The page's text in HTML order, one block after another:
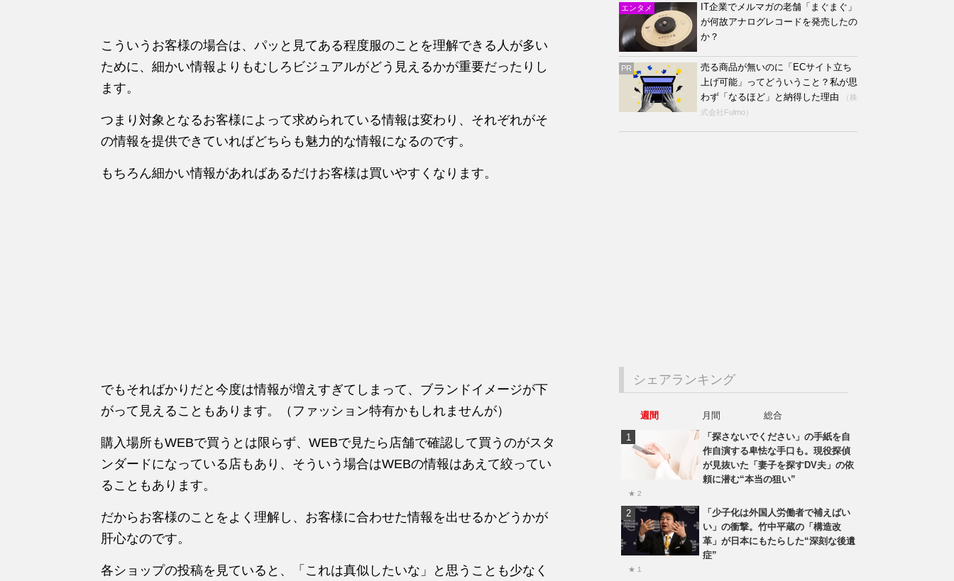
こういうお客様の場合は、パッと見てある程度服のことを理解できる人が多い
ために、細かい情報よりもむしろビジュアルがどう見えるかが重要だったりし
ます。
つまり対象となるお客様によって求められている情報は変わり、それぞれがそ
の情報を提供できていればどちらも魅力的な情報になるのです。
もちろん細かい情報があればあるだけお客様は買いやすくなります。
でもそればかりだと今度は情報が増えすぎてしまって、ブランドイメージが下
がって見えることもあります。（ファッション特有かもしれませんが）
購入場所もWEBで買うとは限らず、WEBで見たら店舗で確認して買うのがスタ
ンダードになっている店もあり、そういう場合はWEBの情報はあえて絞ってい
ることもあります。
だからお客様のことをよく理解し、お客様に合わせた情報を出せるかどうかが
肝心なのです。
各ショップの投稿を見ていると、「これは真似したいな」と思うことも少なく
エンタメ
IT企業でメルマガの老舗「まぐまぐ」
が何故アナログレコードを発売したの
か？
PR
売る商品が無いのに「ECサイト立ち
上げ可能」ってどういうこと？私が思
わず「なるほど」と納得した理由
（株
式会社Fulmo）
シェアランキング
週間 月間
総合
「探さないでください」の手紙を自
作自演する卑怯な手口も。現役探偵
が見抜いた「妻子を探すDV夫」の依
頼に潜む“本当の狙い”
★ 2
「少子化は外国人労働者で補えばい
い」の衝撃。竹中平蔵の「構造改
革」が日本にもたらした“深刻な後遺
症”
★ 1